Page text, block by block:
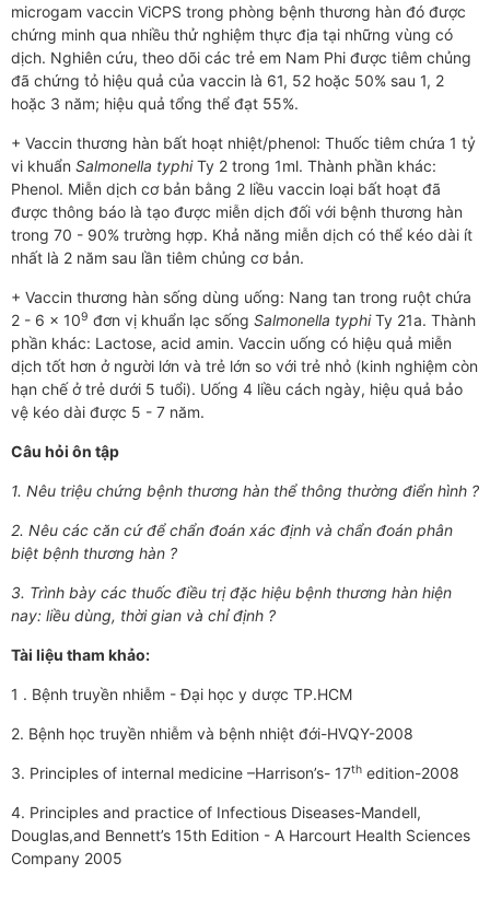
microgam vaccin ViCPS trong phòng bệnh thương hàn đó được
chứng minh qua nhiều thử nghiệm thực địa tại những vùng có
dịch. Nghiên cứu, theo dõi các trẻ em Nam Phi được tiêm chủng
đã chứng tỏ hiệu quả của vaccin là 61, 52 hoặc 50% sau 1, 2
hoặc 3 năm; hiệu quả tổng thể đạt 55%.
+ Vaccin thương hàn bất hoạt nhiệt/phenol: Thuốc tiêm chứa 1 tỷ
vi khuẩn Salmonella typhiTy 2 trong 1ml. Thành phần khác:
Phenol. Miễn dịch cơ bản bằng 2 liều vaccin loại bất hoạt đã
được thông báo là tạo được miễn dịch đối với bệnh thương hàn
trong 70 - 90% trường hợp. Khả năng miễn dịch có thể kéo dài ít
nhất là 2 năm sau lần tiêm chủng cơ bản.
+ Vaccin thương hàn sống dùng uống: Nang tan trong ruột chứa
2 - 6 x 109 đơn vị khuẩn lạc sống Salmonella typhiTy 21a. Thành
phần khác: Lactose, acid amin. Vaccin uống có hiệu quả miễn
dịch tốt hơn ở người lớn và trẻ lớn so với trẻ nhỏ (kinh nghiệm còn
hạn chế ở trẻ dưới 5 tuổi). Uống 4 liều cách ngày, hiệu quả bảo
vệ kéo dài được 5 - 7 năm.
Câu hỏi ôn tập
1. Nêu triệu chứng bệnh th­­ương hàn thể thông th­ường điển hình ?
2. Nêu các căn cứ để chẩn đoán xác định và chẩn đoán phân
biệt bệnh th­ương hàn ?
3. Trình bày các thuốc điều trị đặc hiệu bệnh thư­ơng hàn hiện
nay: liều dùng, thời gian và chỉ định ?
Tài liệu tham khảo:
1 . Bệnh truyền nhiễm - Đại học y d­ược TP.HCM
2. Bệnh học truyền nhiễm và bệnh nhiệt đới-HVQY-2008
3. Principles of internal medicine –Harrison’s- 17th edition-2008
4. Principles and practice of Infectious Diseases-Mandell,
Douglas,and Bennett’s 15th Edition - A Harcourt Health Sciences
Company 2005